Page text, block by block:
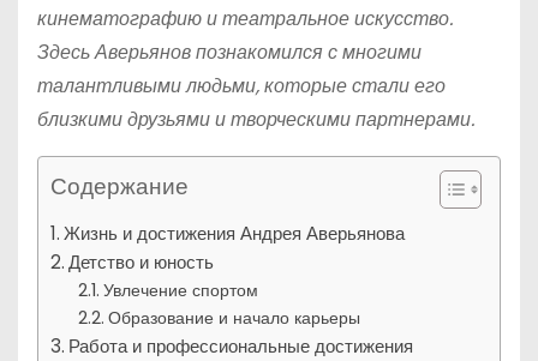
кинематографию и театральное искусство.
Здесь Аверьянов познакомился с многими
талантливыми людьми, которые стали его
близкими друзьями и творческими партнерами.
Содержание
Жизнь и достижения Андрея Аверьянова
Детство и юность
Увлечение спортом
Образование и начало карьеры
Работа и профессиональные достижения